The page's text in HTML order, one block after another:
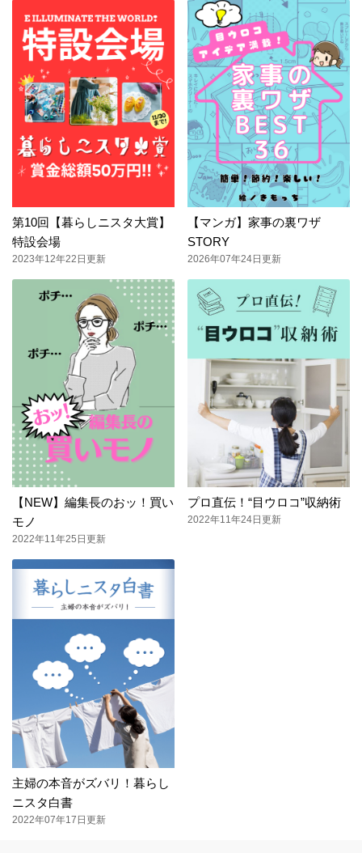
第10回【暮らしニスタ大賞】
特設会場
2023年12年22日更新
【マンガ】家事の裏ワザ
STORY
2026年07年24日更新
【NEW】編集長のおッ！買い
モノ
2022年11年25日更新
プロ直伝！“目ウロコ”収納術
2022年11年24日更新
主婦の本音がズバリ！暮らし
ニスタ白書
2022年07年17日更新